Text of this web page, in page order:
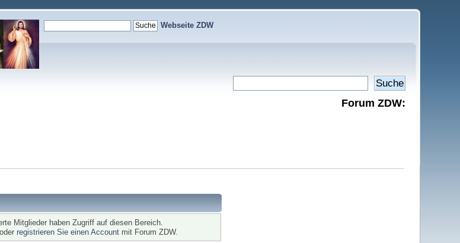
Webseite ZDW
Forum ZDW:
Mitglieder haben Zugriff auf diesen Bereich.
registrieren Sie einen Accountmit Forum ZDW.